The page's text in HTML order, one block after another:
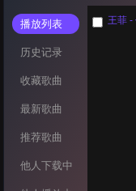
播放列表
历史记录
收藏歌曲
最新歌曲
推荐歌曲
他人下载中
王菲 -